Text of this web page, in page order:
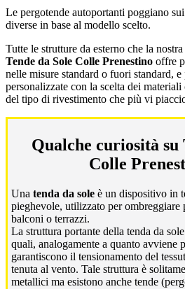
Le pergotende autoportanti poggiano
diverse in base al modello scelto.
Tutte le strutture da esterno che la
Tende da Sole Colle Prenestino offre
nelle misure standard o fuori standard, e
personalizzate con la scelta dei
del tipo di rivestimento che più vi
Qualche curiosità su
Colle
Una tenda da sole è un dispositivo in
pieghevole, utilizzato per
balconi o terrazzi.
La struttura portante della tenda da
quali, analogamente a quanto avviene
garantiscono il tensionamento del
tenuta al vento. Tale struttura è
metallici ma esistono anche tende